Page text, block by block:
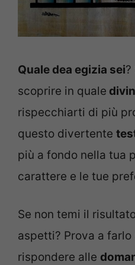
Quale dea egizia sei?
scoprire in quale
rispecchiarti di più
questo divertente
più a fondo nella tua
carattere e le tue
Se non temi il
aspetti? Prova a
rispondere alle